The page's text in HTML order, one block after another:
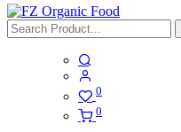
0
0